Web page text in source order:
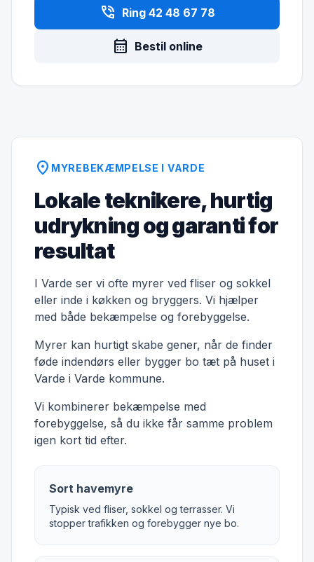
phone_in_talk Ring 42 48 67 78
calendar_month Bestil online
location_on MYREBEKÆMPELSE I VARDE
Lokale teknikere, hurtig
udrykning og garanti for
resultat
I Varde ser vi ofte myrer ved fliser og sokkel
eller inde i køkken og bryggers. Vi hjælper
med både bekæmpelse og forebyggelse.
Myrer kan hurtigt skabe gener, når de finder
føde indendørs eller bygger bo tæt på huset i
Varde i Varde kommune.
Vi kombinerer bekæmpelse med
forebyggelse, så du ikke får samme problem
igen kort tid efter.
Sort havemyre
Typisk ved fliser, sokkel og terrasser. Vi
stopper trafikken og forebygger nye bo.